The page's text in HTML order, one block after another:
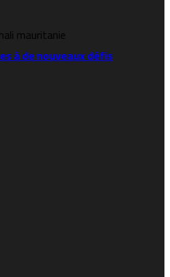
à de nouveaux défis